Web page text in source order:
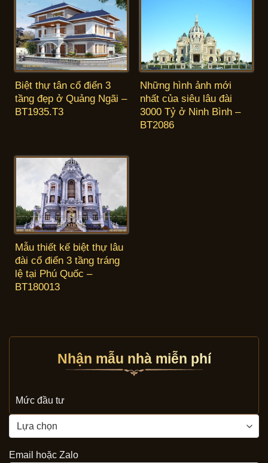
Biệt thự tân cổ điển 3
tầng đẹp ở Quảng Ngãi –
BT1935.T3
Những hình ảnh mới
nhất của siêu lâu đài
3000 Tỷ ở Ninh Bình –
BT2086
Mẫu thiết kế biệt thự lâu
đài cổ điển 3 tầng tráng
lệ tại Phú Quốc –
BT180013
Nhận mẫu nhà miễn phí
Mức đầu tư
Email hoặc Zalo